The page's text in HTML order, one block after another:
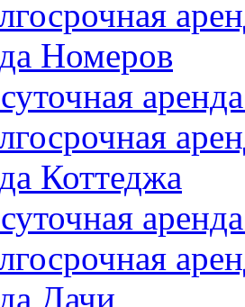
Номеров
Коттеджа
Дачи